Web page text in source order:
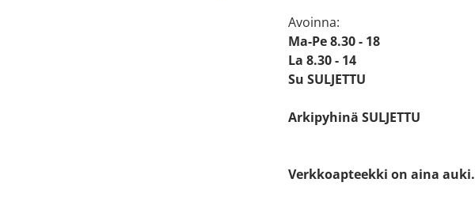
Avoinna:
Ma-Pe 8.30 - 18
La 8.30 - 14
Su SULJETTU
Arkipyhinä SULJETTU
Verkkoapteekki on aina auki.